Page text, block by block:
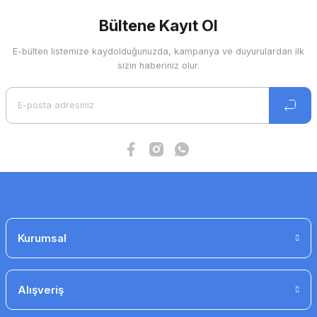
Ürün fiyatı diğer sitelerden daha pahalı.
3.227 TL
2.839 TL
Bültene Kayıt Ol
E-bülten listemize kaydolduğunuzda, kampanya ve duyurulardan ilk
sizin haberiniz olur.
Kurumsal
Alışveriş